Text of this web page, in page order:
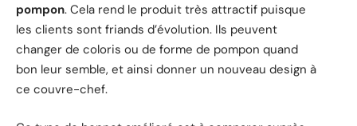
pompon. Cela rend le produit très attractif puisque
les clients sont friands d’évolution. Ils peuvent
changer de coloris ou de forme de pompon quand
bon leur semble, et ainsi donner un nouveau design à
ce couvre-chef.